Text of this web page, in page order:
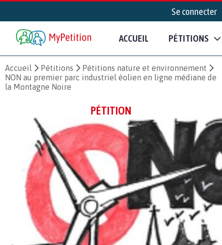
Se connecter
ACCUEIL PÉTITIONS
Accueil Pétitions
Pétitions nature et environnement
NON au premier parc industriel éolien en ligne médiane de
la Montagne Noire
PÉTITION